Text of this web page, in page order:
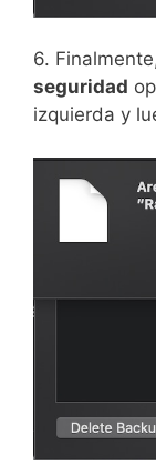
6.
seguridad
izquierda y